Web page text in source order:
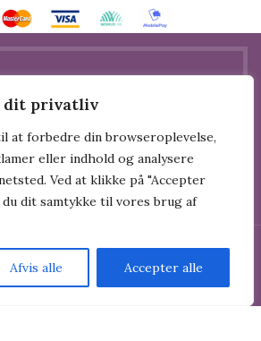
privatliv
at forbedre din browseroplevelse,
eller indhold og analysere
Ved at klikke på "Accepter
dit samtykke til vores brug af
Afvis alle Accepter alle
adresse: Svendborgvej 246,
Vi er i øjeblikket lukket indtil d.
1 august.
at flytte, og derfor holder
lukket hele juli måned.
finder du os på vores nye